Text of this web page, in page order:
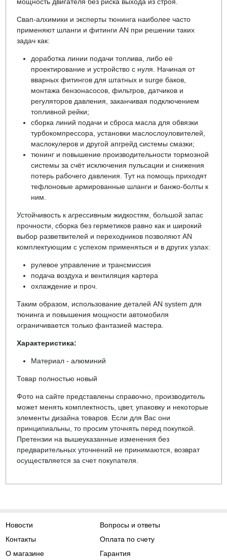
Свап-алхимики и эксперты тюнинга наиболее часто
применяют шланги и фитинги AN при решении таких
задач как:
доработка линии подачи топлива, либо её
проектирование и устройство с нуля. Начиная от
вварных фитингов для штатных и surge баков,
монтажа бензонасосов, фильтров, датчиков и
регуляторов давления, заканчивая подключением
топливной рейки;
сборка линий подачи и сброса масла для обвязки
турбокомпрессора, установки маслослоуловителей,
маслокулеров и другой апгрейд системы смазки;
тюнинг и повышение производительности тормозной
системы за счёт исключения пульсации и снижения
потерь рабочего давления. Тут на помощь приходят
тефлоновые армированные шланги и банжо-болты к
ним.
Устойчивость к агрессивным жидкостям, большой запас
прочности, сборка без герметиков равно как и широкий
выбор разветвителей и переходников позволяют AN
комплектующим с успехом применяться и в других узлах:
рулевое управление и трансмиссия
подача воздуха и вентиляция картера
охлаждение и проч.
Таким образом, использование деталей AN system для
тюнинга и повышения мощности автомобиля
ограничивается только фантазией мастера.
Характеристика:
Материал - алюминий
Товар полностью новый
Фото на сайте представлены справочно, производитель
может менять комплектность, цвет, упаковку и некоторые
элементы дизайна товаров. Если для Вас они
принципиальны, то просим уточнять перед покупкой.
Претензии на вышеуказанные изменения без
предварительных уточнений не принимаются, возврат
осуществляется за счет покупателя.
Новости
Контакты
О магазине
Вопросы и ответы
Оплата по счету
Гарантия